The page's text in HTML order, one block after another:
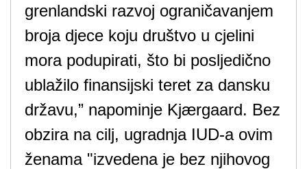
grenlandski razvoj ograničavanjem
broja djece koju društvo u cjelini
mora podupirati, što bi posljedično
ublažilo finansijski teret za dansku
državu,” napominje Kjærgaard. Bez
obzira na cilj, ugradnja IUD-a ovim
ženama "izvedena je bez njihovog